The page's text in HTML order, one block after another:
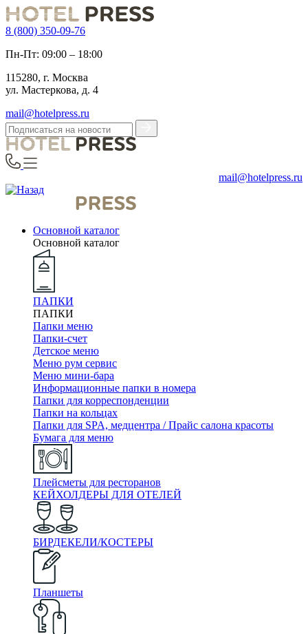
8 (800) 350-09-76
Пн-Пт: 09:00 – 18:00
115280, г. Москва
ул. Мастеркова, д. 4
mail@hotelpress.ru
mail@hotelpress.ru
Основной каталог
Основной каталог
ПАПКИ
ПАПКИ
Папки меню
Папки-счет
Детское меню
Меню рум сервис
Меню мини-бара
Информационные папки в номера
Папки для корреспонденции
Папки на кольцах
Папки для SPA, медцентра / Прайс салона красоты
Бумага для меню
Плейсметы для ресторанов
КЕЙХОЛДЕРЫ ДЛЯ ОТЕЛЕЙ
БИРДЕКЕЛИ/КОСТЕРЫ
Планшеты